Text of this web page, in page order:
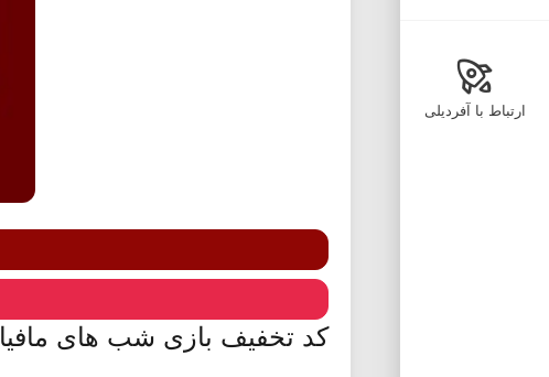
ارتباط با آفردیلی
کد تخفیف بازی شب های مافیا